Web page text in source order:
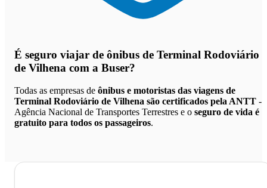
É seguro viajar de ônibus de Terminal Rodoviário
de Vilhena com a Buser?
Todas as empresas de ônibus e motoristas das viagens de
Terminal Rodoviário de Vilhena são certificados pela ANTT -
Agência Nacional de Transportes Terrestres e o seguro de vida é
gratuito para todos os passageiros.